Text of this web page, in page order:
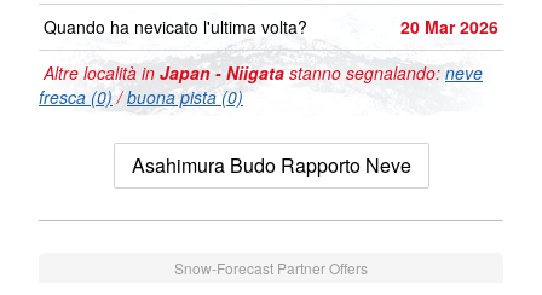
Quando ha nevicato l'ultima volta?
20 Mar 2026
Altre località in Japan - Niigata stanno segnalando: neve
fresca (0)/buona pista (0)
Asahimura Budo Rapporto Neve
Snow-Forecast Partner Offers